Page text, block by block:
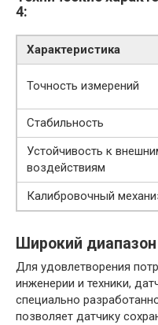
4:
Характеристика
Точность измерений
Стабильность
Устойчивость к
воздействиям
Калибровочный
Широкий
Для удовлетворения
инженерии и техники,
специально
позволяет датчику